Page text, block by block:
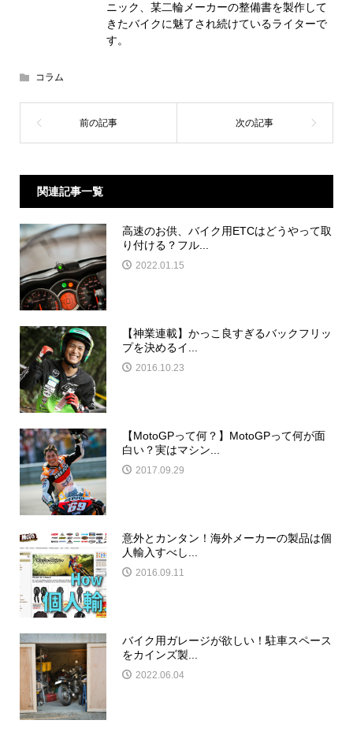
ニック、某二輪メーカーの整備書を製作して
きたバイクに魅了され続けているライターで
す。
コラム
関連記事一覧
高速のお供、バイク用ETCはどうやって取
り付ける？フル...
2022.01.15
【神業連載】かっこ良すぎるバックフリッ
プを決めるイ...
2016.10.23
【MotoGPって何？】MotoGPって何が面
白い？実はマシン...
2017.09.29
意外とカンタン！海外メーカーの製品は個
人輸入すべし...
2016.09.11
バイク用ガレージが欲しい！駐車スペース
をカインズ製...
2022.06.04